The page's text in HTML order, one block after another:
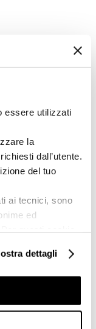
essere utilizzati
la
dall’utente.
del tuo
ai tecnici, sono
ed
utilizzati, solo
abitudini di
mirati, in
dettagli